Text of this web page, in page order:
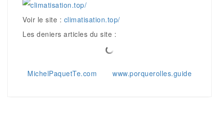
Voir le site : climatisation.top/
Les deniers articles du site :
Navigation
MichelPaquetTe.com www.porquerolles.guide